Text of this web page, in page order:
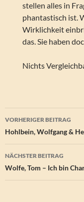
stellen alles in
phantastisch ist.
Wirklichkeit
das. Sie haben
Nichts
VORHERIGER BEITRAG
Hohlbein, Wolfgang &
NÄCHSTER BEITRAG
Wolfe, Tom – Ich bin